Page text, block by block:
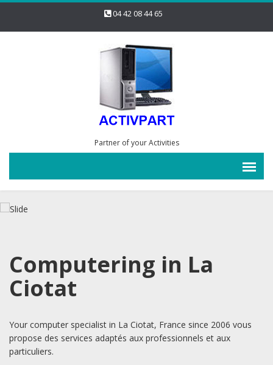
04 42 08 44 65
Partner of your Activities
Computering in La
Ciotat
Your computer specialist in La Ciotat, France since 2006 vous
propose des services adaptés aux professionnels et aux
particuliers.